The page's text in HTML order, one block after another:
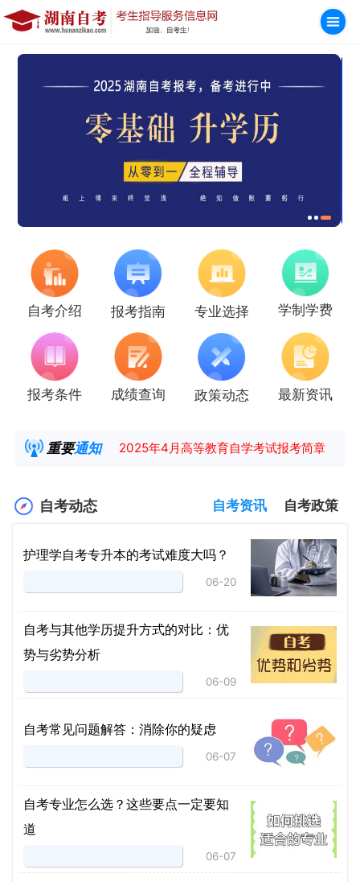
自考介绍 报考指南 专业选择 学制学费
报考条件 成绩查询 政策动态 最新资讯
重要通知
湖南省高教自学考试毕业申请操作指南
2025年4月高等教育自学考试报考简章
自考动态 自考资讯 自考政策
护理学自考专升本的考试难度大吗？
06-20
自考与其他学历提升方式的对比：优
势与劣势分析
06-09
自考常见问题解答：消除你的疑虑
06-07
自考专业怎么选？这些要点一定要知
道
06-07